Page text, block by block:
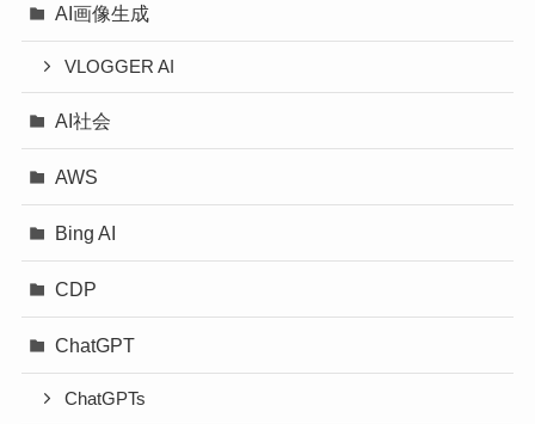
AI画像生成
VLOGGER AI
AI社会
AWS
Bing AI
CDP
ChatGPT
ChatGPTs